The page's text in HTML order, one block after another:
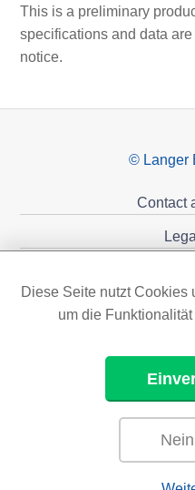
This is a preliminary
specifications and data
notice.
© Langer
Contact
Diese Seite nutzt Cookies
um die